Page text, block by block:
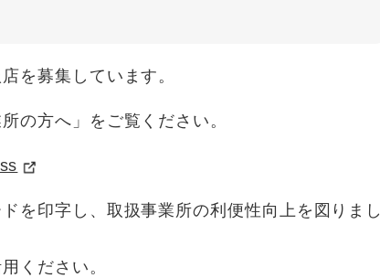
を募集しています。
の方へ」をご覧ください。
を印字し、取扱事業所の利便性向上を図りまし
ください。